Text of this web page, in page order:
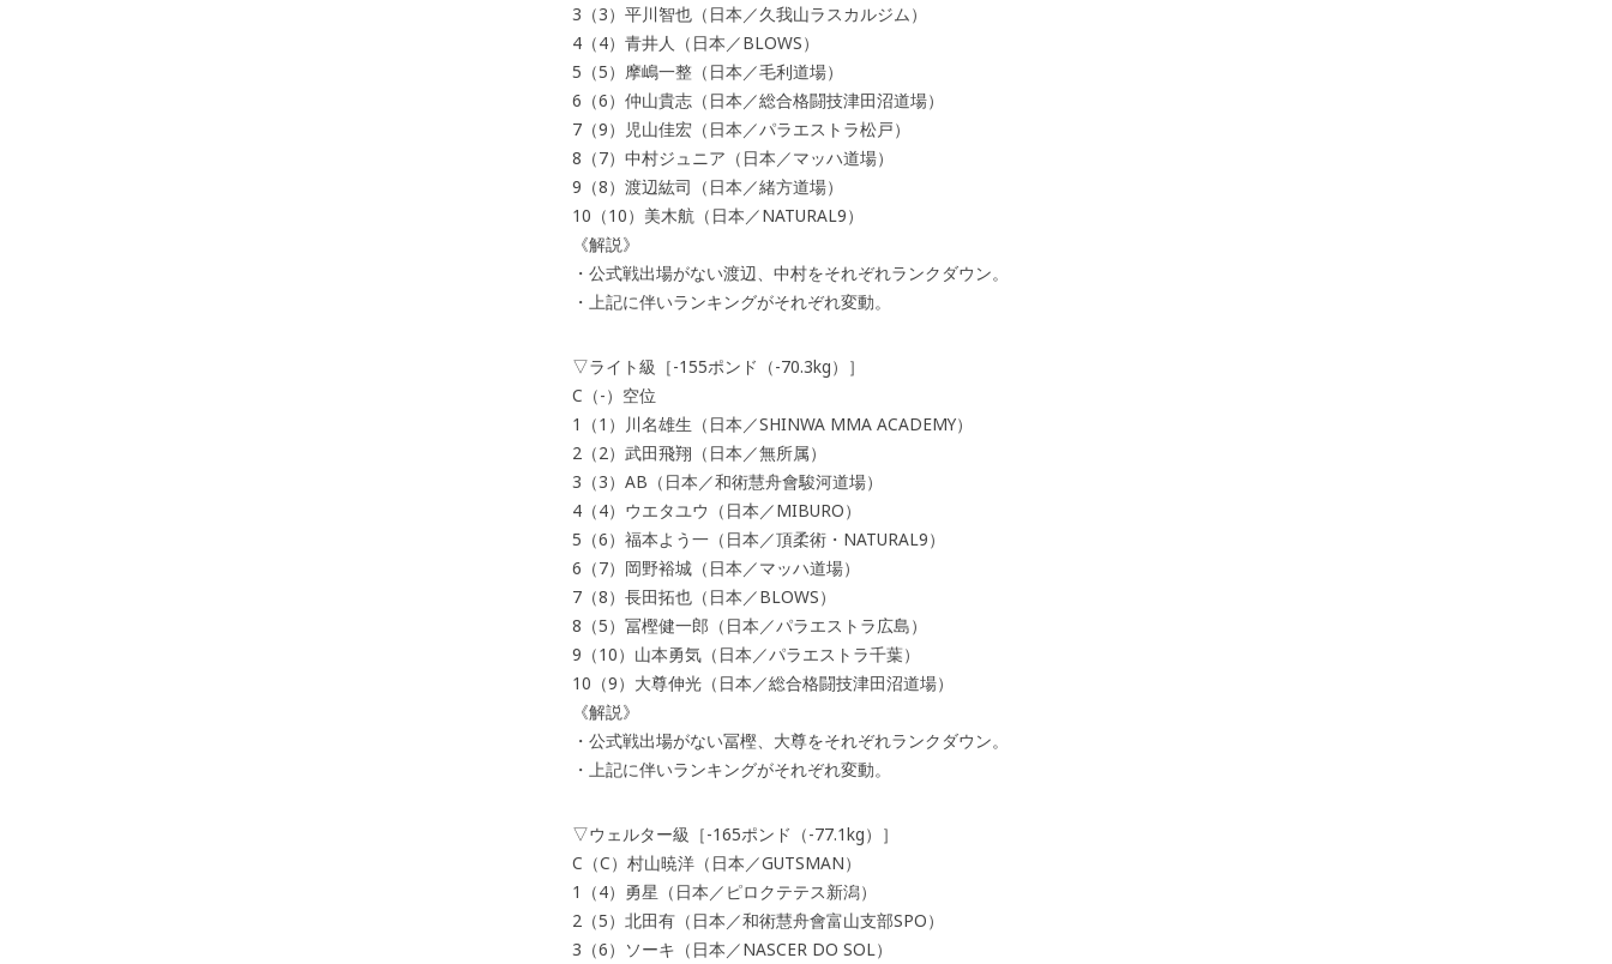
3（3）平川智也（日本／久我山ラスカルジム）
4（4）青井人（日本／BLOWS）
5（5）摩嶋一整（日本／毛利道場）
6（6）仲山貴志（日本／総合格闘技津田沼道場）
7（9）児山佳宏（日本／パラエストラ松戸）
8（7）中村ジュニア（日本／マッハ道場）
9（8）渡辺紘司（日本／緒方道場）
10（10）美木航（日本／NATURAL9）
《解説》
・公式戦出場がない渡辺、中村をそれぞれランクダウン。
・上記に伴いランキングがそれぞれ変動。
▽ライト級［-155ポンド（-70.3kg）］
C（-）空位
1（1）川名雄生（日本／SHINWA MMA ACADEMY）
2（2）武田飛翔（日本／無所属）
3（3）AB（日本／和術慧舟會駿河道場）
4（4）ウエタユウ（日本／MIBURO）
5（6）福本よう一（日本／頂柔術・NATURAL9）
6（7）岡野裕城（日本／マッハ道場）
7（8）長田拓也（日本／BLOWS）
8（5）冨樫健一郎（日本／パラエストラ広島）
9（10）山本勇気（日本／パラエストラ千葉）
10（9）大尊伸光（日本／総合格闘技津田沼道場）
《解説》
・公式戦出場がない冨樫、大尊をそれぞれランクダウン。
・上記に伴いランキングがそれぞれ変動。
▽ウェルター級［-165ポンド（-77.1kg）］
C（C）村山暁洋（日本／GUTSMAN）
1（4）勇星（日本／ピロクテテス新潟）
2（5）北田有（日本／和術慧舟會富山支部SPO）
3（6）ソーキ（日本／NASCER DO SOL）